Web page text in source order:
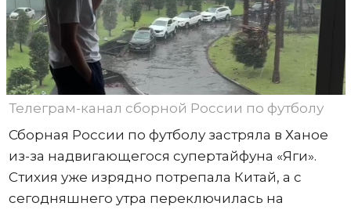
Телеграм-канал сборной России по футболу
Сборная России по футболу застряла в Ханое
из-за надвигающегося супертайфуна «Яги».
Стихия уже изрядно потрепала Китай, а с
сегодняшнего утра переключилась на